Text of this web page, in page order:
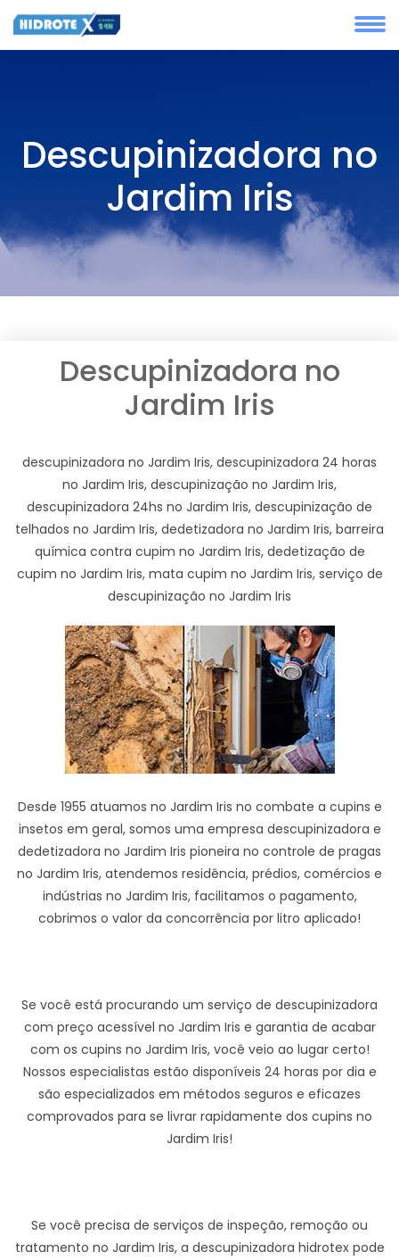
Descupinizadora no
Jardim Iris
Descupinizadora no
Jardim Iris
descupinizadora no Jardim Iris, descupinizadora 24 horas
no Jardim Iris, descupinização no Jardim Iris,
descupinizadora 24hs no Jardim Iris, descupinização de
telhados no Jardim Iris, dedetizadora no Jardim Iris, barreira
química contra cupim no Jardim Iris, dedetização de
cupim no Jardim Iris, mata cupim no Jardim Iris, serviço de
descupinização no Jardim Iris
Desde 1955 atuamos no Jardim Iris no combate a cupins e
insetos em geral, somos uma empresa descupinizadora e
dedetizadora no Jardim Iris pioneira no controle de pragas
no Jardim Iris, atendemos residência, prédios, comércios e
indústrias no Jardim Iris, facilitamos o pagamento,
cobrimos o valor da concorrência por litro aplicado!
Se você está procurando um serviço de descupinizadora
com preço acessível no Jardim Iris e garantia de acabar
com os cupins no Jardim Iris, você veio ao lugar certo!
Nossos especialistas estão disponíveis 24 horas por dia e
são especializados em métodos seguros e eficazes
comprovados para se livrar rapidamente dos cupins no
Jardim Iris!
Se você precisa de serviços de inspeção, remoção ou
tratamento no Jardim Iris, a descupinizadora hidrotex pode